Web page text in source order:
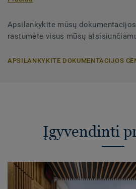
Apsilankykite mūsų
rastumėte visus mūsų
APSILANKYKITE DOKUMENTACIJOS
Įgyvendinti